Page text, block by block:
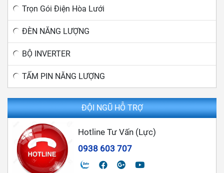
Trọn Gói Điện Hòa Lưới
ĐÈN NĂNG LƯỢNG
BỘ INVERTER
TẤM PIN NĂNG LƯỢNG
ĐỘI NGŨ HỖ TRỢ
Hotline Tư Vấn (Lực)
0938 603 707